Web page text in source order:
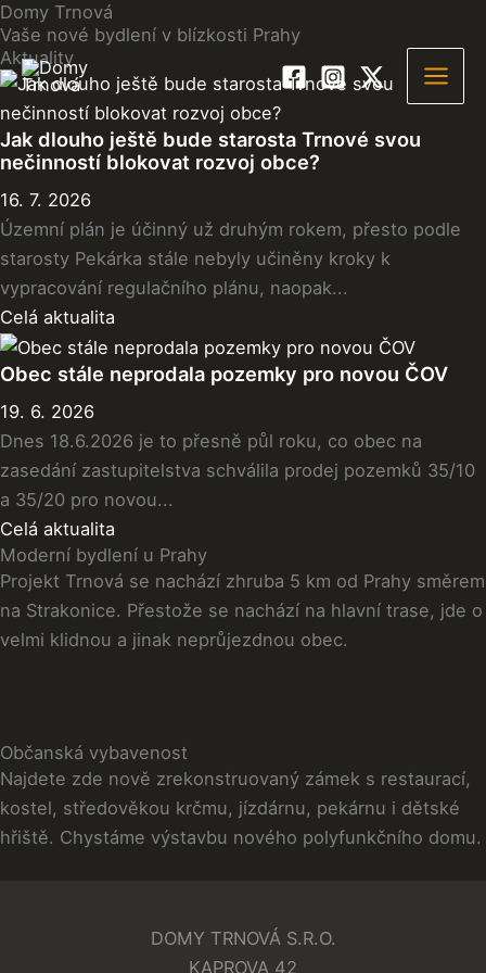
Přeskočit
na
obsah
Domy Trnová
Vaše nové bydlení v blízkosti Prahy
Aktuality
Jak dlouho ještě bude starosta Trnové svou
nečinností blokovat rozvoj obce?
16. 7. 2026
Územní plán je účinný už druhým rokem, přesto podle
starosty Pekárka stále nebyly učiněny kroky k
vypracování regulačního plánu, naopak...
Celá aktualita
Obec stále neprodala pozemky pro novou ČOV
19. 6. 2026
Dnes 18.6.2026 je to přesně půl roku, co obec na
zasedání zastupitelstva schválila prodej pozemků 35/10
a 35/20 pro novou...
Celá aktualita
Moderní bydlení u Prahy
Projekt Trnová se nachází zhruba 5 km od Prahy směrem
na Strakonice. Přestože se nachází na hlavní trase, jde o
velmi klidnou a jinak neprůjezdnou obec.
Občanská vybavenost
Najdete zde nově zrekonstruovaný zámek s restaurací,
kostel, středověkou krčmu, jízdárnu, pekárnu i dětské
hřiště. Chystáme výstavbu nového polyfunkčního domu.
DOMY TRNOVÁ S.R.O.
KAPROVA 42